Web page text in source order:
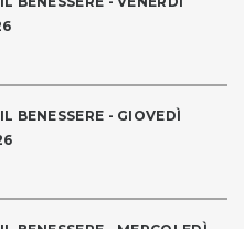
BENESSERE - GIOVEDÌ